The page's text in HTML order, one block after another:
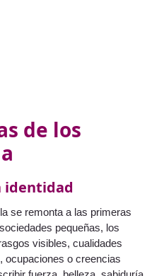
de los
identidad
se remonta a las primeras
pequeñas, los
visibles, cualidades
ocupaciones o creencias